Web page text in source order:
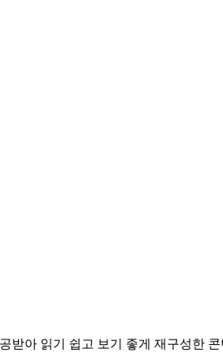
받아 읽기 쉽고 보기 좋게 재구성한